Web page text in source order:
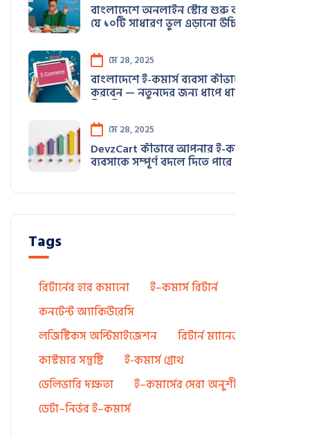
বাংলাদেশে অনলাইন স্টোর শুরু করার সময়
যে ১০টি সাধারণ ভুল এড়ানো উচিত (২০২৫
মে 28, 2025
বাংলাদেশে ই-কমার্স ব্যবসা কীভাবে শুরু
করবেন — নতুনদের জন্য ধাপে ধাপে
নির্দেশিকা
মে 28, 2025
DevzCart কীভাবে আপনার ই-কমার্স
ব্যবসাকে সম্পূর্ণ বদলে দিতে পারে
Tags
রিটার্নের হার কমানো
ই–কমার্স রিটার্ন
কনটেন্ট অ্যাকিউরেসি
লজিস্টিকস অপ্টিমাইজেশন
রিটার্ন ম্যানেজমেন্ট
কাস্টমার সন্তুষ্টি
ই-কমার্স গ্রোথ
ডেলিভারি দক্ষতা
ই–কমার্সের সেরা অনুশীলন
ডেটা–নির্ভর ই–কমার্স